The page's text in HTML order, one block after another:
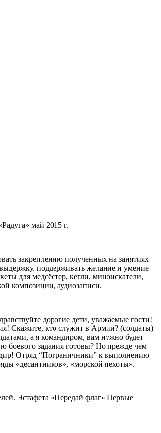
май 2015 г.
закреплению полученных на занятиях
поддерживать желание и умение
для медсёстер, кегли, миноискатели,
композиции, аудиозаписи.
дорогие дети, уважаемые гости!
Скажите, кто служит в Армии? (солдаты)
а я командиром, вам нужно будет
боевого задания готовы? Но прежде чем
Отряд “Пограничники” к выполнению
«десантников», «морской пехоты».
Эстафета «Передай флаг» Первые